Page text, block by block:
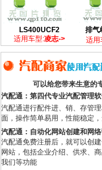
LS400UCF2
适用车型:凌志->
排气
适用
可以给您带来生意的
汽配通：第四代专业汽配管理
汽配通进行配件进、销、存管
面，操作简单易用，性能稳定
汽配通：自动化网站创建和网
汽配通免费注册后，就可以创
网站，包括企业介绍、供求、
我们等功能